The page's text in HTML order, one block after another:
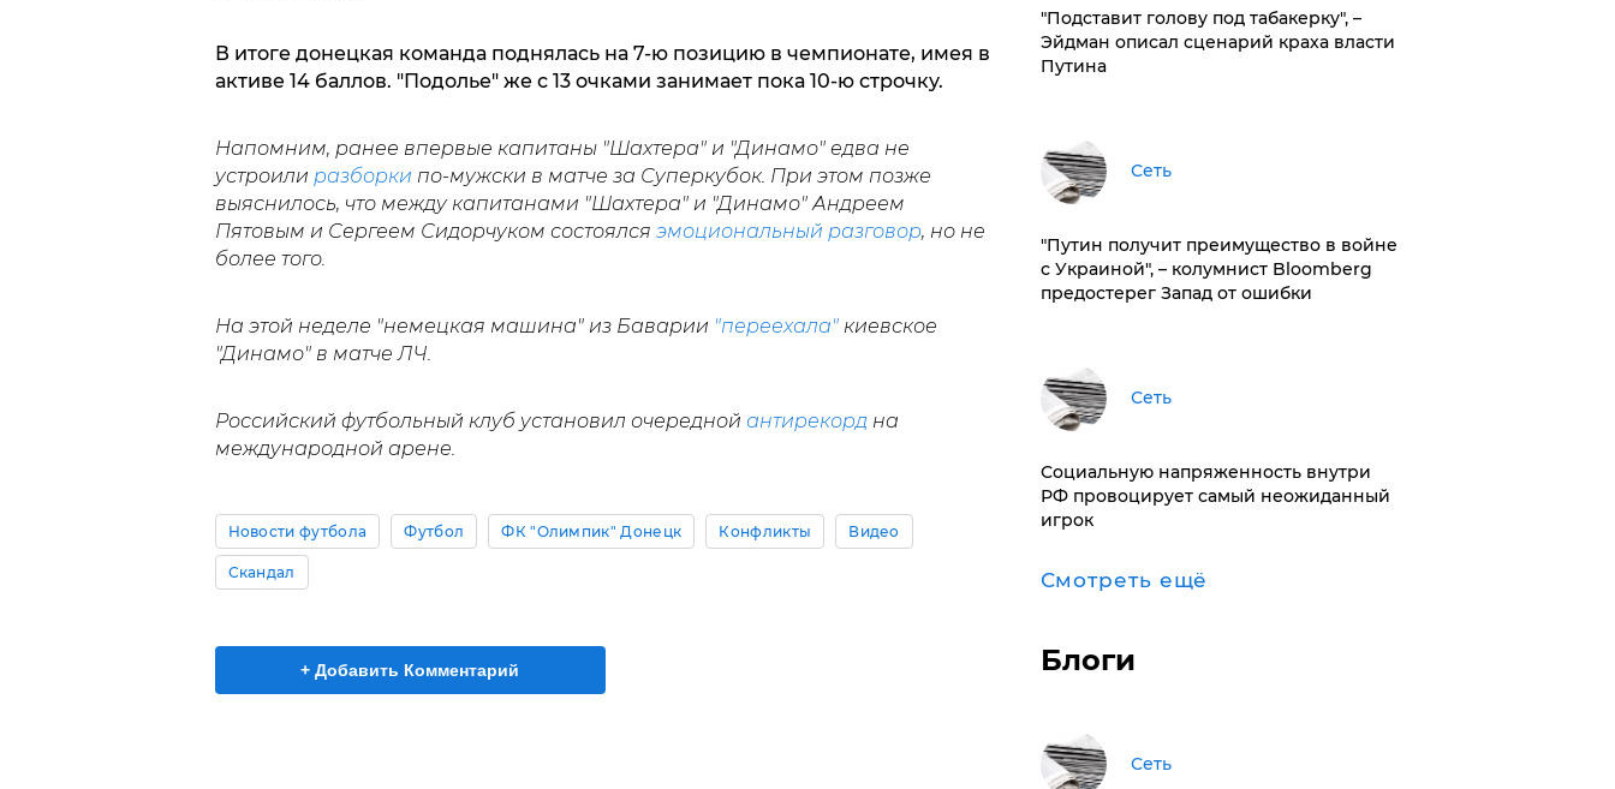
В итоге донецкая команда поднялась на 7-ю позицию в чемпионате, имея в
активе 14 баллов. "Подолье" же с 13 очками занимает пока 10-ю строчку.
Напомним, ранее впервые капитаны "Шахтера" и "Динамо" едва не
устроили разборки по-мужски в матче за Суперкубок. При этом позже
выяснилось, что между капитанами "Шахтера" и "Динамо" Андреем
Пятовым и Сергеем Сидорчуком состоялся эмоциональный разговор, но не
более того.
На этой неделе "немецкая машина" из Баварии "переехала"киевское
"Динамо" в матче ЛЧ.
Российский футбольный клуб установил очередной антирекорд на
международной арене.
Новости футбола Футбол ФК "Олимпик" Донецк Конфликты Видео
Скандал
+ Добавить Комментарий
​"Подставит голову под табакерку", –
Эйдман описал сценарий краха власти
Путина
Сеть
"Путин получит преимущество в войне
с Украиной", – колумнист Bloomberg
предостерег Запад от ошибки
Сеть
Социальную напряженность внутри
РФ провоцирует самый неожиданный
игрок
Смотреть ещё
Блоги
Сеть